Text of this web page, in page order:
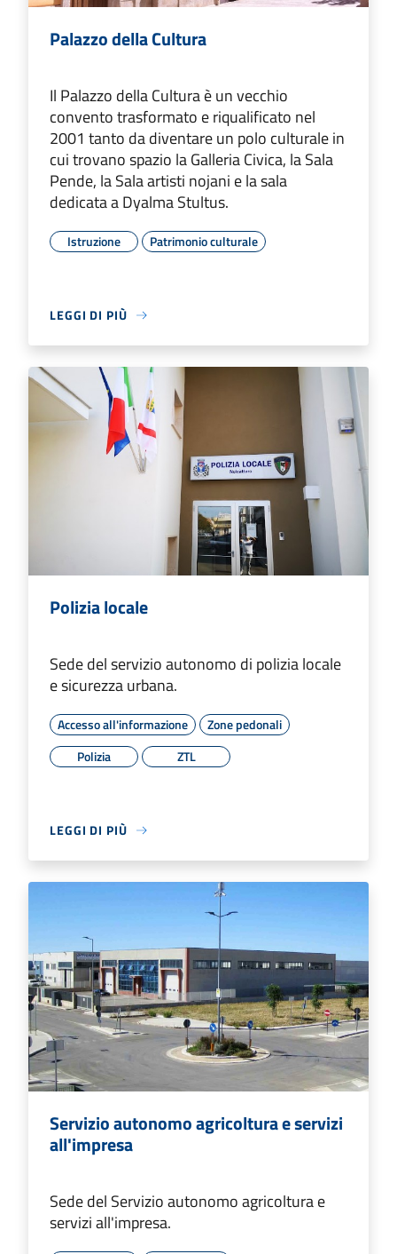
Palazzo della Cultura
Il Palazzo della Cultura è un vecchio
convento trasformato e riqualificato nel
2001 tanto da diventare un polo culturale in
cui trovano spazio la Galleria Civica, la Sala
Pende, la Sala artisti nojani e la sala
dedicata a Dyalma Stultus.
Istruzione Patrimonio culturale
LEGGI DI PIÙ
Polizia locale
Sede del servizio autonomo di polizia locale
e sicurezza urbana.
Accesso all'informazione
Zone pedonali
Polizia
ZTL
LEGGI DI PIÙ
Servizio autonomo agricoltura e servizi
all'impresa
Sede del Servizio autonomo agricoltura e
servizi all'impresa.